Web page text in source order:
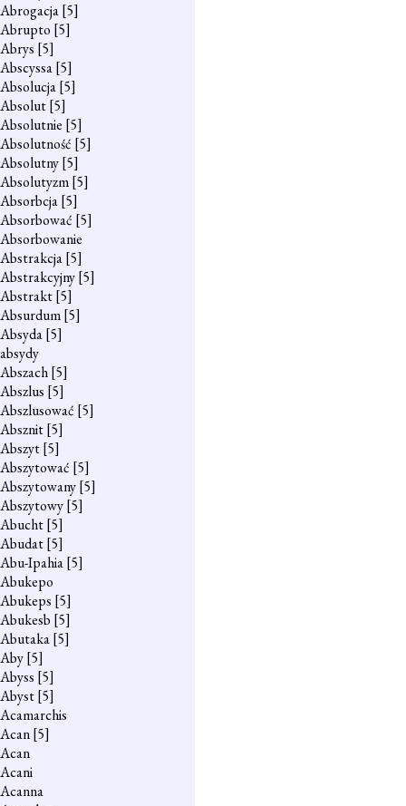
Abrogacja[5]
Abrupto [5]
Abrys [5]
Abscyssa[5]
Absolucja[5]
Absolut[5]
Absolutnie [5]
Absolutność [5]
Absolutny[5]
Absolutyzm[5]
Absorbcja[5]
Absorbować [5]
Absorbowanie
Abstrakcja[5]
Abstrakcyjny[5]
Abstrakt[5]
Absurdum[5]
Absyda[5]
absydy
Abszach[5]
Abszlus [5]
Abszlusować [5]
Absznit[5]
Abszyt[5]
Abszytować [5]
Abszytowany[5]
Abszytowy[5]
Abucht[5]
Abudat[5]
Abu-Ipahia[5]
Abukepo
Abukeps [5]
Abukesb [5]
Abutaka[5]
Aby[5]
Abyss [5]
Abyst[5]
Acamarchis
Acan[5]
Acan
Acani
Acanna